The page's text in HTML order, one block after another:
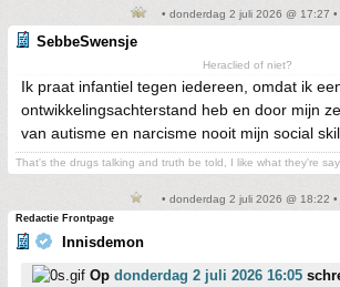
• donderdag 2 juli 2026 @ 17:27 •
SebbeSwensje
Heraclied of niet?
Ik praat infantiel tegen iedereen, omdat ik
ontwikkelingsachterstand heb en door mijn
van autisme en narcisme nooit mijn social
That's the drugs talking and truth be told, I like what they're
• donderdag 2 juli 2026 @ 18:22 •
Redactie Frontpage
Innisdemon
Op donderdag 2 juli 2026 16:05